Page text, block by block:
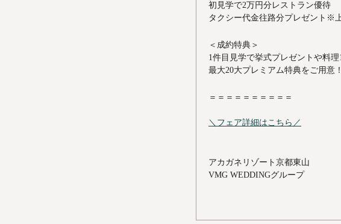
初見学で2万円分レストラン優待
タクシー代金往路分プレゼント※
＜成約特典＞
1件目見学で挙式プレゼントや料
最大20大プレミアム特典をご用意！
＝＝＝＝＝＝＝＝＝＝
＼フェア詳細はこちら／
アカガネリゾート京都東山
VMG WEDDINGグループ